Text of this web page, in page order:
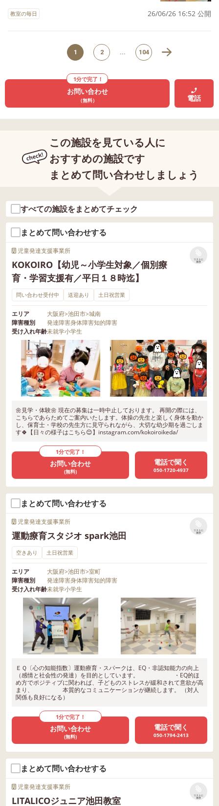
お友達の番は静かに待つということもで
きていました🌈 このように、なるべく勝
ち負けにこだわることなく、ゲームその
ものを楽しむことやお友達と協力するこ
とを大切にした活動を提供しています(^^
でき、鬼と同じマスに3回入らなければ逃
げ切り成功✨ はじめての取り組みでした
が、みんなすぐにルールを理解して挑戦
してくれました✊ 慣れてくると段々と
『鬼』の動きを予想するお友達もいまし
に相手との距離感を考えることもねらい
も何だか嬉しそうな表情をされているお
様の承諾を得ています。
教室の毎日 26/06/26 16:52 公開
1 2 ... 104
1分で完了！
お問い合わせ
（無料） 電話
この施設を見ている人に
おすすめの施設です
まとめて問い合わせしましょう
すべての施設をまとめてチェック
まとめて問い合わせする
児童発達支援事業所
KOKOIRO【幼児～小学生対象／個別療
育・学習支援有／平日１８時迄】
リストに
保存
問い合わせ受付中 送迎あり 土日祝営業
エリア 大阪府>池田市>城南
障害種別
発達障害身体障害知的障害
受け入れ年齢未就学小学生
🌼見学・体験🌼 現在の募集は一時中止しております。 再開の際には、
こちらであらためてご案内いたします。体操の先生と楽しく身体を動か
し、保育士・学校の先生方に見守られながら、大切な幼少期を過ごしま
す🍀【日々の様子はこちら😊】instagram.com/kokoiroikeda/
1分で完了！
お問い合わせ
(無料)
電話で聞く
050-1720-4937
まとめて問い合わせする
児童発達支援事業所
運動療育スタジオ spark池田
リストに
保存
空きあり 土日祝営業
エリア 大阪府>池田市>室町
障害種別
発達障害身体障害知的障害
受け入れ年齢未就学小学生
ＥＱ〔心の知能指数〕運動療育・スパークは、EQ・非認知能力の向上
（感情と社会性の発達）を目的としています。 ・EQ的ほ
め方でポジティブに関われば、子どものストレスが緩和されて意欲が高
まり、 本質的なコミュニケーションが継続します。 （対人
関係も良好になる）
1分で完了！
お問い合わせ
(無料)
電話で聞く
050-1794-2413
まとめて問い合わせする
児童発達支援事業所
LITALICOジュニア池田教室
リストに
保存